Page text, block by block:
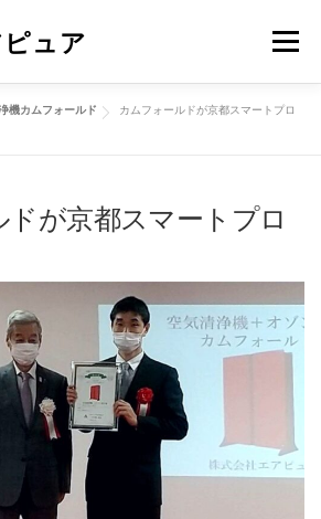
ュア メニ
マイナスイオン
気清浄機 会社概要 お問い合わせ
機カムフォールド
カムフォールドが京都スマートプロ
が京都スマートプロ